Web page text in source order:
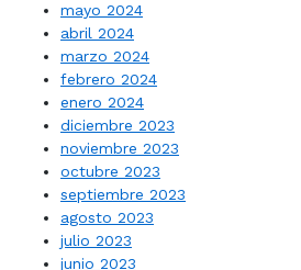
mayo 2024
abril 2024
marzo 2024
febrero 2024
enero 2024
diciembre 2023
noviembre 2023
octubre 2023
septiembre 2023
agosto 2023
julio 2023
junio 2023